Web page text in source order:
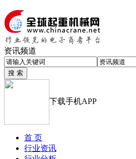
资讯频道
下载手机APP
首 页
行业资讯